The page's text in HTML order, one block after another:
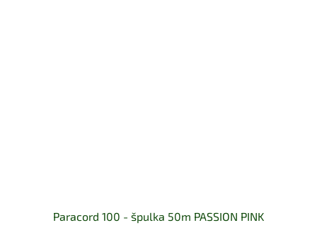
Paracord 100 - špulka 50m PASSION PINK